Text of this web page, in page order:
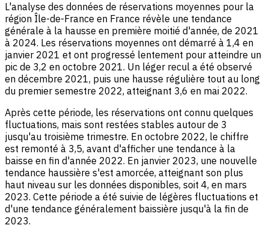
L'analyse des données de réservations moyennes pour la
région Île-de-France en France révèle une tendance
générale à la hausse en première moitié d'année, de 2021
à 2024. Les réservations moyennes ont démarré à 1,4 en
janvier 2021 et ont progressé lentement pour atteindre un
pic de 3,2 en octobre 2021. Un léger recul a été observé
en décembre 2021, puis une hausse régulière tout au long
du premier semestre 2022, atteignant 3,6 en mai 2022.
Après cette période, les réservations ont connu quelques
fluctuations, mais sont restées stables autour de 3
jusqu'au troisième trimestre. En octobre 2022, le chiffre
est remonté à 3,5, avant d'afficher une tendance à la
baisse en fin d'année 2022. En janvier 2023, une nouvelle
tendance haussière s'est amorcée, atteignant son plus
haut niveau sur les données disponibles, soit 4, en mars
2023. Cette période a été suivie de légères fluctuations et
d'une tendance généralement baissière jusqu'à la fin de
2023.